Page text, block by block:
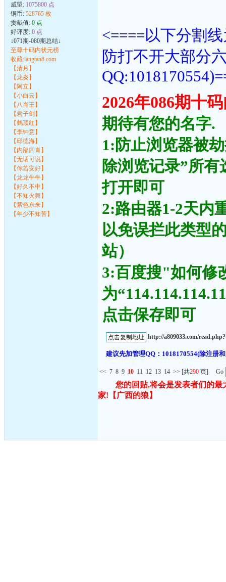
威望: 1075800 点
铜币: 528765 枚
贡献值: 0 点
好评度: 0 点
↓071期-080期总结↓
至尊十码内状元榜
收藏:langtan8.com
【清月】
【龙炎】
【阿立】
【小白云】
【八肖王】
【君子剑】
【鹤顶红】
【李钟意】
【邱德海】
【内部四肖】
【无话可说】
【你若安好】
【龙龙牛牛】
【好久不中】
【不知火舞】
【紫色东来】
【年少不知苦】
<====以下分割
防打不开大部分
2026年086期十
期待有您的名字.
1:防止浏览器被
除浏览记录”所
打开即可
2:路由器1-2天内
以免误拦此类型
站）
3:百度搜"如何修
为
点击保存即可
http://a809033.com/
建议先加管理QQ：1018170554(除注册
<< 7 8 9 10 11 12 13 14 >> [共290 页] Go
您的回贴,将会是发表者们的
家! 【广西的狼】